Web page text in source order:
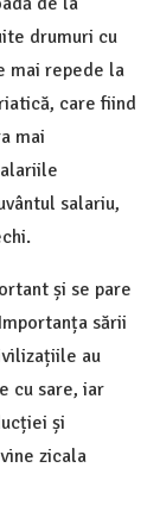
drumuri cu
mai repede la
care fiind
mai
salariu,
și se pare
sării
au
cu sare, iar
și
zicala